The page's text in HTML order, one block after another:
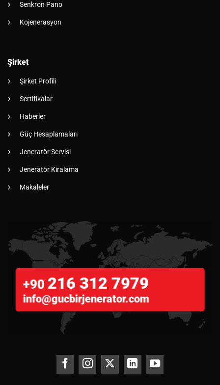
Senkron Pano
Kojenerasyon
Şirket
Şirket Profili
Sertifikalar
Haberler
Güç Hesaplamaları
Jeneratör Servisi
Jeneratör Kiralama
Makaleler
+90 216 312 7979
info@gucbirjenerator.com